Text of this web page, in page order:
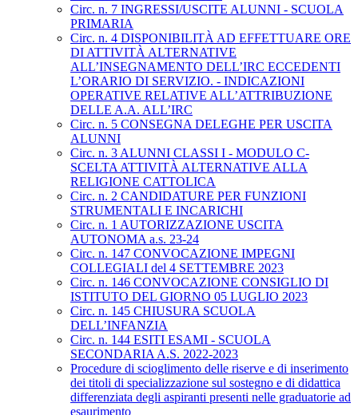
Circ. n. 7 INGRESSI/USCITE ALUNNI - SCUOLA
PRIMARIA
Circ. n. 4 DISPONIBILITÀ AD EFFETTUARE ORE
DI ATTIVITÀ ALTERNATIVE
ALL’INSEGNAMENTO DELL’IRC ECCEDENTI
L’ORARIO DI SERVIZIO. - INDICAZIONI
OPERATIVE RELATIVE ALL’ATTRIBUZIONE
DELLE A.A. ALL’IRC
Circ. n. 5 CONSEGNA DELEGHE PER USCITA
ALUNNI
Circ. n. 3 ALUNNI CLASSI I - MODULO C-
SCELTA ATTIVITÀ ALTERNATIVE ALLA
RELIGIONE CATTOLICA
Circ. n. 2 CANDIDATURE PER FUNZIONI
STRUMENTALI E INCARICHI
Circ. n. 1 AUTORIZZAZIONE USCITA
AUTONOMA a.s. 23-24
Circ. n. 147 CONVOCAZIONE IMPEGNI
COLLEGIALI del 4 SETTEMBRE 2023
Circ. n. 146 CONVOCAZIONE CONSIGLIO DI
ISTITUTO DEL GIORNO 05 LUGLIO 2023
Circ. n. 145 CHIUSURA SCUOLA
DELL’INFANZIA
Circ. n. 144 ESITI ESAMI - SCUOLA
SECONDARIA A.S. 2022-2023
Procedure di scioglimento delle riserve e di inserimento
dei titoli di specializzazione sul sostegno e di didattica
differenziata degli aspiranti presenti nelle graduatorie ad
esaurimento